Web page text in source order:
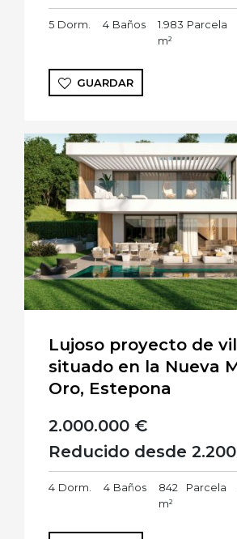
5 Dorm. 4 Baños
1.983
m²
Parcela
GUARDAR
Lujoso proyecto de
situado en la Nueva
Oro, Estepona
2.000.000 €
Reducido desde
4 Dorm. 4 Baños
842
m²
Parcela